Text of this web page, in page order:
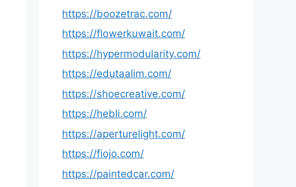
https://boozetrac.com/
https://flowerkuwait.com/
https://hypermodularity.com/
https://edutaalim.com/
https://shoecreative.com/
https://hebli.com/
https://aperturelight.com/
https://fiojo.com/
https://paintedcar.com/